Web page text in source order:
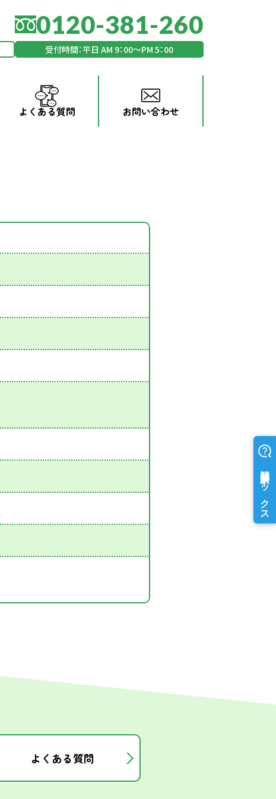
0120-381-260
受付時間：平日 AM 9：00～PM 5：00
よくある質問 お問い合わせ
よくある質問